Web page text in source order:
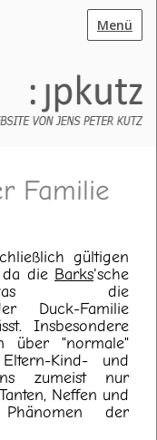
Menü
Familie
gültigen
da die Barks'sche
was die
Duck-Familie
Insbesondere
über "normale"
Kind- und
zumeist nur
Neffen und
der